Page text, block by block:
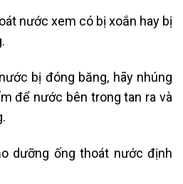
nước xem có bị xoắn hay bị
bị đóng băng, hãy nhúng
để nước bên trong tan ra và
dưỡng ống thoát nước định